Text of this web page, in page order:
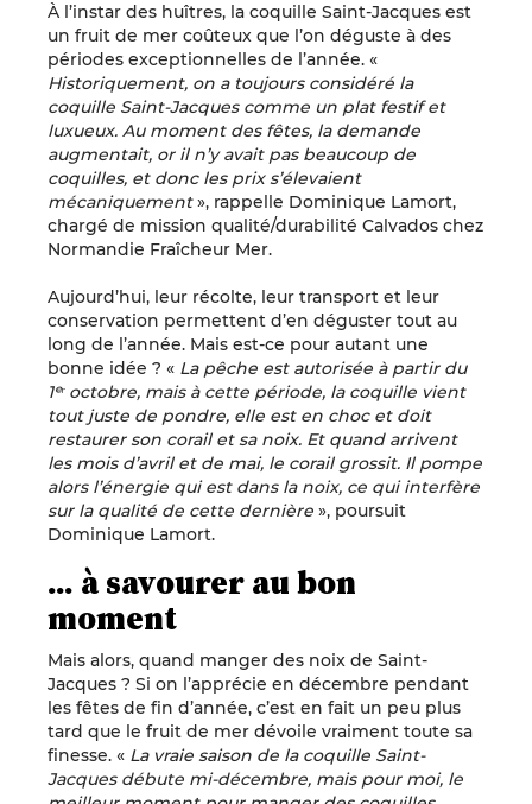
À l’instar des huîtres, la coquille Saint-Jacques est
un fruit de mer coûteux que l’on déguste à des
périodes exceptionnelles de l’année. «
Historiquement, on a toujours considéré la
coquille Saint-Jacques comme un plat festif et
luxueux. Au moment des fêtes, la demande
augmentait, or il n’y avait pas beaucoup de
coquilles, et donc les prixs’élevaient
mécaniquement», rappelle Dominique Lamort,
chargé de mission qualité/durabilité Calvados chez
Normandie Fraîcheur Mer.
Aujourd’hui, leur récolte, leur transport et leur
conservation permettent d’en déguster tout au
long de l’année. Mais est-ce pour autant une
bonne idée ? « La pêche est autorisée à partir du
1ᵉʳ octobre, mais à cette période, la coquille vient
tout juste de pondre, elle est en choc et doit
restaurer son corail et sa noix. Et quand arrivent
les mois d’avril et de mai, le corail grossit. Il pompe
alors l’énergie qui est dans la noix, ce qui interfère
sur la qualité de cette dernière », poursuit
Dominique Lamort.
... à savourer au bon
moment
Mais alors, quand manger des noix de Saint-
Jacques ? Si on l’apprécie en décembre pendant
les fêtes de fin d’année, c’est en fait un peu plus
tard que le fruit de mer dévoile vraiment toute sa
finesse. « La vraie saison de la coquille Saint-
Jacques débute mi-décembre, mais pour moi, le